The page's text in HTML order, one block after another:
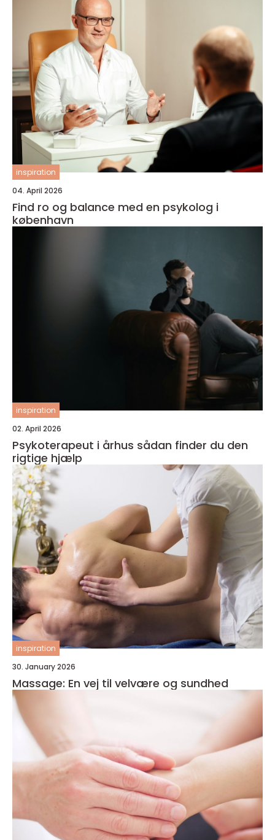
inspiration
04. April 2026
Find ro og balance med en psykolog i
københavn
inspiration
02. April 2026
Psykoterapeut i århus sådan finder du den
rigtige hjælp
inspiration
30. January 2026
Massage: En vej til velvære og sundhed